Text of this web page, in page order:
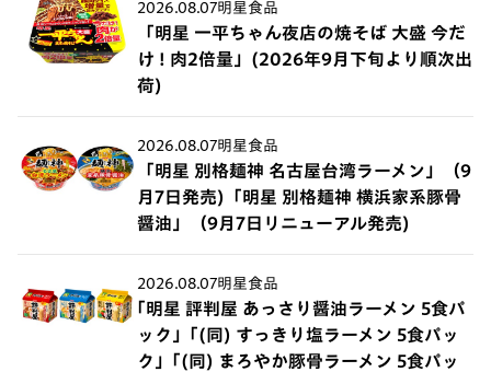
2026.08.07明星食品
「明星 一平ちゃん夜店の焼そば 大盛 今だ
け ! 肉2倍量」(2026年9月下旬より順次出
荷)
2026.08.07明星食品
「明星 別格麺神 名古屋台湾ラーメン」（9
月7日発売)「明星 別格麺神 横浜家系豚骨
醤油」（9月7日リニューアル発売)
2026.08.07明星食品
｢明星 評判屋 あっさり醤油ラーメン 5食パ
ック」｢(同) すっきり塩ラーメン 5食パッ
ク」｢(同) まろやか豚骨ラーメン 5食パッ